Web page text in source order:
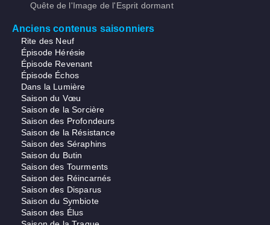
Quête de l'Image de l'Esprit dormant
Anciens contenus saisonniers
Rite des Neuf
Épisode Hérésie
Épisode Revenant
Épisode Échos
Dans la Lumière
Saison du Vœu
Saison de la Sorcière
Saison des Profondeurs
Saison de la Résistance
Saison des Séraphins
Saison du Butin
Saison des Tourments
Saison des Réincarnés
Saison des Disparus
Saison du Symbiote
Saison des Élus